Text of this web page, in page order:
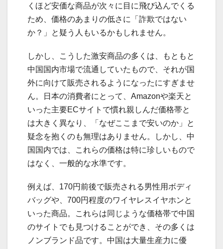
くほど安価な商品が次々に目に飛び込んでくる
ため、価格のあまりの低さに「詐欺ではない
か？」と疑う人もいるかもしれません。
しかし、こうした激安商品の多くは、もともと
中国国内市場で流通していたもので、それが国
外に向けて販売されるようになったにすぎませ
ん。日本の消費者にとって、Amazonや楽天と
いった主要ECサイトで慣れ親しんだ価格帯と
は大きく異なり、「なぜここまで安いのか」と
疑念を抱くのも無理はありません。しかし、中
国国内では、これらの価格は特に珍しいもので
はなく、一般的な水準です。
例えば、170円前後で販売される男性用ボディ
バッグや、700円程度のワイヤレスイヤホンと
いった商品。これらは同じような価格帯で中国
のサイトでも見つけることができ、その多くは
ノンブランド品です。中国は大量生産力に優